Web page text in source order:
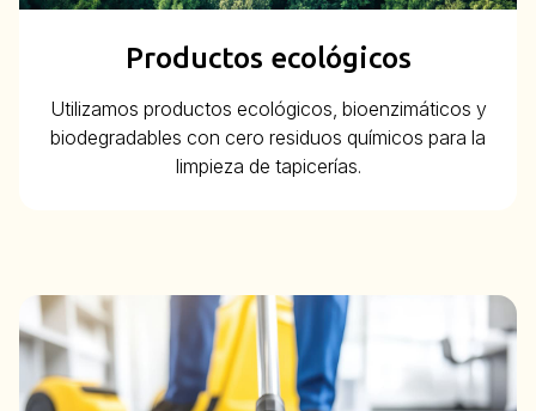
Productos ecológicos
Utilizamos productos ecológicos, bioenzimáticos y
biodegradables con cero residuos químicos para la
limpieza de tapicerías.